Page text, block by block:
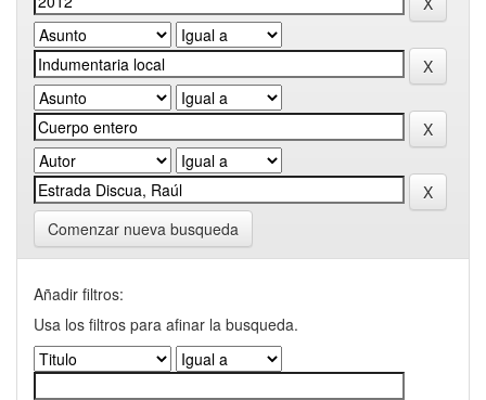
Comenzar nueva busqueda
Añadir filtros:
Usa los filtros para afinar la busqueda.